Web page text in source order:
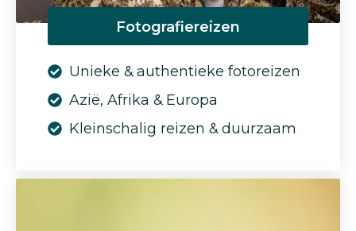
Fotografiereizen
Unieke & authentieke fotoreizen
Azië, Afrika & Europa
Kleinschalig reizen & duurzaam